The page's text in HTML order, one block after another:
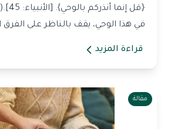
في هذا الوحي، يقف بالناظر على الفرق
قراءة المزيد
مقالة